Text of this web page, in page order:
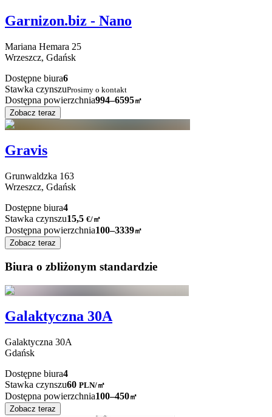
Garnizon.biz - Nano
Mariana Hemara 25
Wrzeszcz, Gdańsk
Dostępne biura6
Stawka czynszuProsimy o kontakt
Dostępna powierzchnia994–6595㎡
Zobacz teraz
Gravis
Grunwaldzka 163
Wrzeszcz, Gdańsk
Dostępne biura4
Stawka czynszu15,5 €/㎡
Dostępna powierzchnia100–3339㎡
Zobacz teraz
Biura o zbliżonym standardzie
Galaktyczna 30A
Galaktyczna 30A
Gdańsk
Dostępne biura4
Stawka czynszu60 PLN/㎡
Dostępna powierzchnia100–450㎡
Zobacz teraz